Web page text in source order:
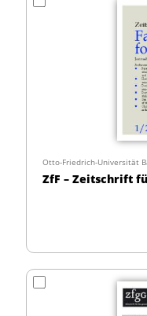
Otto-Friedrich-Universität
ZfF – Zeitschrift